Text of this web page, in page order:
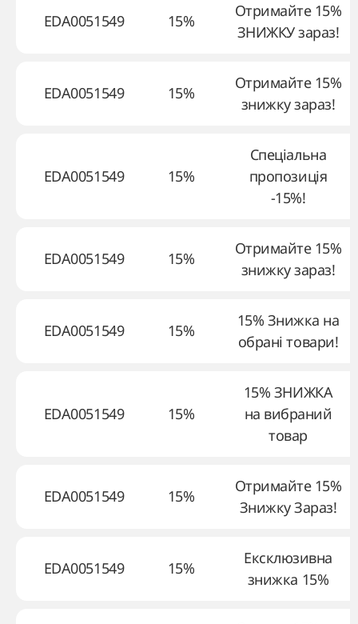
EDA0051549 15%
Отримайте 15%
ЗНИЖКУ зараз!
EDA0051549 15%
Отримайте 15%
знижку зараз!
EDA0051549 15%
Спеціальна
пропозиція
-15%!
EDA0051549 15%
Отримайте 15%
знижку зараз!
EDA0051549 15%
15% Знижка на
обрані товари!
EDA0051549 15%
15% ЗНИЖКА
на вибраний
товар
EDA0051549 15%
Отримайте 15%
Знижку Зараз!
EDA0051549 15%
Ексклюзивна
знижка 15%